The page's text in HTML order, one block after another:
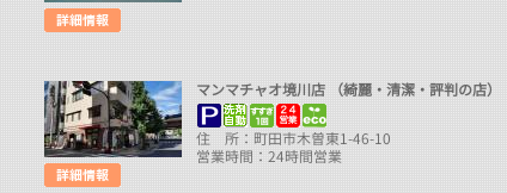
マンマチャオ境川店 （綺麗・清潔・評判の店）
住 所：町田市木曽東1-46-10
営業時間：24時間営業